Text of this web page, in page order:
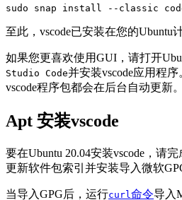
sudo snap install --classic
至此，vscode已安装在您的Ubuntu
如果您更喜欢使用GUI，请打开
Studio Code并安装vscode应用程
vscode程序包都会在后台自动更新。
Apt 安装vscode
要在Ubuntu 20.04安装vscode，请
更新软件包索引并安装导入微软
当导入GPG后，运行curl 命令导入